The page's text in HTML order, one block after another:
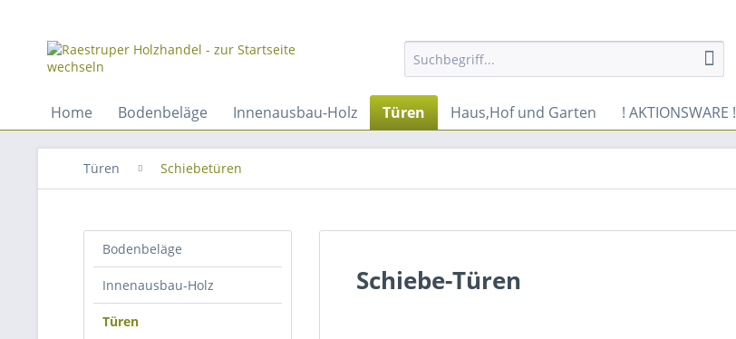
Home Bodenbeläge Innenausbau-Holz Türen Haus,Hof und Garten ! AKTIONSWARE !
Türen Schiebetüren
Bodenbeläge
Innenausbau-Holz
Türen
Schiebe-Türen